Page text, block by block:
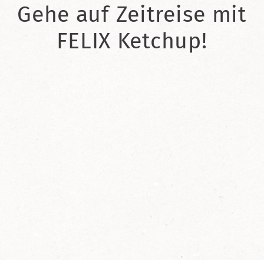
Gehe auf Zeitreise mit
FELIX Ketchup!